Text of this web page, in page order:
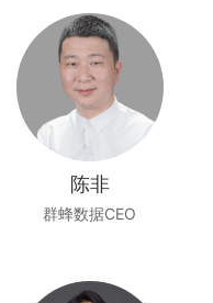
陈非
群蜂数据CEO